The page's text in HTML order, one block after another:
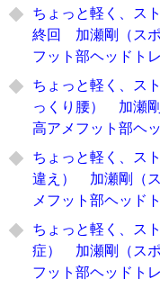
ちょっと軽く、ス
終回 加瀬剛（ス
フット部ヘッドト
ちょっと軽く、ス
っくり腰） 加瀬
高アメフット部ヘ
ちょっと軽く、ス
違え） 加瀬剛（
メフット部ヘッド
ちょっと軽く、ス
症） 加瀬剛（ス
フット部ヘッドト